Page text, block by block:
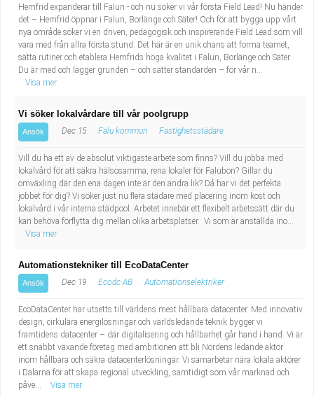
Hemfrid expanderar till Falun - och nu söker vi vår första Field Lead! Nu händer
det – Hemfrid öppnar i Falun, Borlänge och Säter! Och för att bygga upp vårt
nya område söker vi en driven, pedagogisk och inspirerande Field Lead som vill
vara med från allra första stund. Det här är en unik chans att forma teamet,
sätta rutiner och etablera Hemfrids höga kvalitet i Falun, Borlänge och Säter.
Du är med och lägger grunden – och sätter standarden – för vår n...
Visa mer
Vi söker lokalvårdare till vår poolgrupp
Ansök Dec 15 Falu kommun Fastighetsstädare
Vill du ha ett av de absolut viktigaste arbete som finns? Vill du jobba med
lokalvård för att säkra hälsosamma, rena lokaler för Falubon? Gillar du
omväxling där den ena dagen inte är den andra lik? Då har vi det perfekta
jobbet för dig? Vi söker just nu flera städare med placering inom kost och
lokalvård i vår interna städpool. Arbetet innebär ett flexibelt arbetssätt där du
kan behöva förflytta dig mellan olika arbetsplatser. Vi som är anställda ino...
Visa mer
Automationstekniker till EcoDataCenter
Ansök Dec 19 Ecodc AB Automationselektriker
EcoDataCenter har utsetts till världens mest hållbara datacenter. Med innovativ
design, cirkulära energilösningar och världsledande teknik bygger vi
framtidens datacenter – där digitalisering och hållbarhet går hand i hand. Vi är
ett snabbt växande företag med ambitionen att bli Nordens ledande aktör
inom hållbara och säkra datacenterlösningar. Vi samarbetar nära lokala aktörer
i Dalarna för att skapa regional utveckling, samtidigt som vår marknad och
påve...
Visa mer